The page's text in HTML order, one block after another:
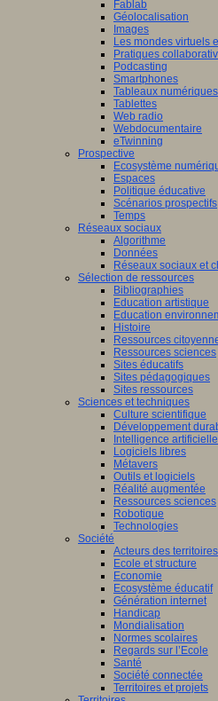
Fablab
Géolocalisation
Images
Les mondes virtuels
Pratiques
Podcasting
Smartphones
Tableaux numériques
Tablettes
Web radio
Webdocumentaire
eTwinning
Prospective
Ecosystème
Espaces
Politique éducative
Scénarios prospectifs
Temps
Réseaux sociaux
Algorithme
Données
Réseaux sociaux et
Sélection de ressources
Bibliographies
Education artistique
Education
Histoire
Ressources
Ressources sciences
Sites éducatifs
Sites pédagogiques
Sites ressources
Sciences et techniques
Culture scientifique
Développement
Intelligence artificielle
Logiciels libres
Métavers
Outils et logiciels
Réalité augmentée
Ressources sciences
Robotique
Technologies
Société
Acteurs des territoires
Ecole et structure
Economie
Ecosystème éducatif
Génération internet
Handicap
Mondialisation
Normes scolaires
Regards sur l’Ecole
Santé
Société connectée
Territoires et projets